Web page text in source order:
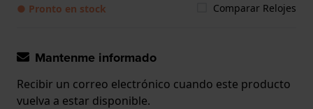
● Pronto en stock Comparar Relojes
Mantenme informado
Recibir un correo electrónico cuando este producto
vuelva a estar disponible.